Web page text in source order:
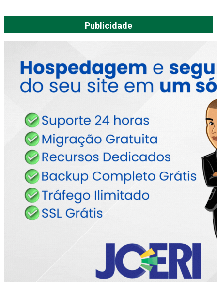
Publicidade